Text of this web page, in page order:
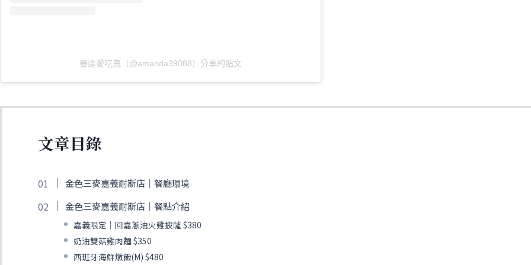
曼達愛吃鬼（@amanda39088）分享的貼文
文章目錄
金色三麥嘉義耐斯店｜餐廳環境
金色三麥嘉義耐斯店｜餐點介紹
嘉義限定｜回嘉蔥油火雞披薩 $380
奶油雙菇雞肉麵 $350
西班牙海鮮燉飯(M) $480